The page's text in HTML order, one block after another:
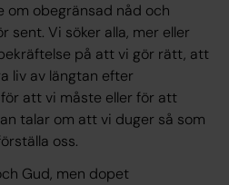
om obegränsad nåd och
sent. Vi söker alla, mer eller
på att vi gör rätt, att
liv av längtan efter
att vi måste eller för att
talar om att vi duger så som
oss.
Gud, men dopet